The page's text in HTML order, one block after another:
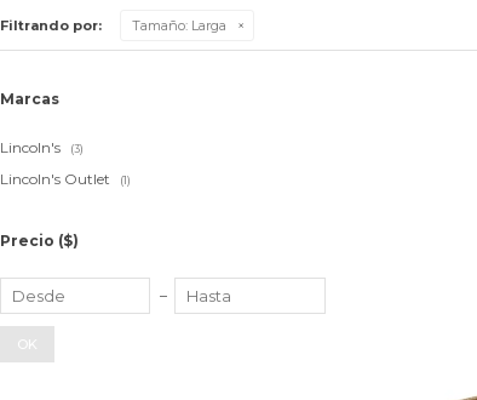
Filtrando por: Tamaño: Larga
Marcas
Lincoln's (3)
Lincoln's Outlet (1)
Precio ($)
OK